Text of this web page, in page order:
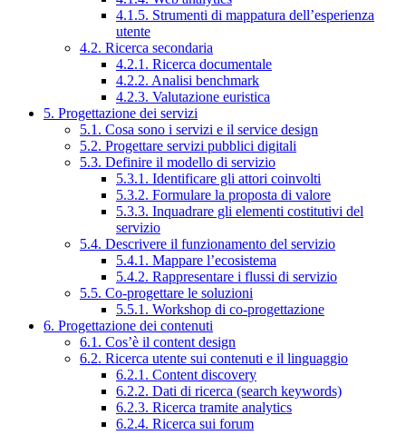
4.1.5. Strumenti di mappatura dell’esperienza
utente
4.2. Ricerca secondaria
4.2.1. Ricerca documentale
4.2.2. Analisi benchmark
4.2.3. Valutazione euristica
5. Progettazione dei servizi
5.1. Cosa sono i servizi e il service design
5.2. Progettare servizi pubblici digitali
5.3. Definire il modello di servizio
5.3.1. Identificare gli attori coinvolti
5.3.2. Formulare la proposta di valore
5.3.3. Inquadrare gli elementi costitutivi del
servizio
5.4. Descrivere il funzionamento del servizio
5.4.1. Mappare l’ecosistema
5.4.2. Rappresentare i flussi di servizio
5.5. Co-progettare le soluzioni
5.5.1. Workshop di co-progettazione
6. Progettazione dei contenuti
6.1. Cos’è il content design
6.2. Ricerca utente sui contenuti e il linguaggio
6.2.1. Content discovery
6.2.2. Dati di ricerca (search keywords)
6.2.3. Ricerca tramite analytics
6.2.4. Ricerca sui forum